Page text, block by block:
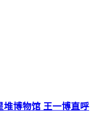
堆博物馆 王一博直呼